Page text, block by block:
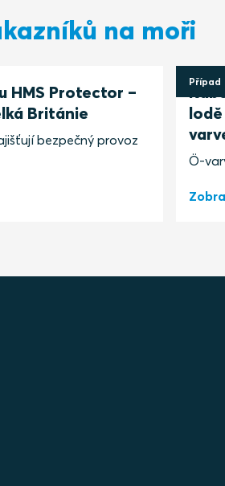
na moři
HMS Protector –
Británie
bezpečný provoz
Případ
Ö-